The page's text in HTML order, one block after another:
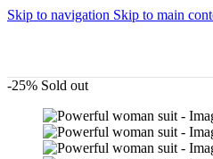
Skip to navigation Skip to main
-25% Sold out